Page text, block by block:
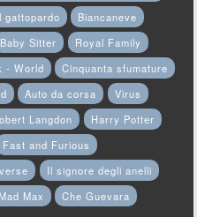
gattopardo
Biancaneve
Baby Sitter
Royal Family
- World
Cinquanta sfumature
Auto da corsa
Virus
Langdon
Harry Potter
Fast and Furious
Il signore degli anelli
Mad Max
Che Guevara